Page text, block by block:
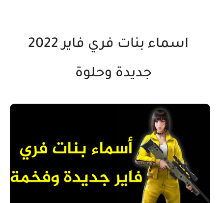
اسماء بنات فري فاير 2022
جديدة وحلوة